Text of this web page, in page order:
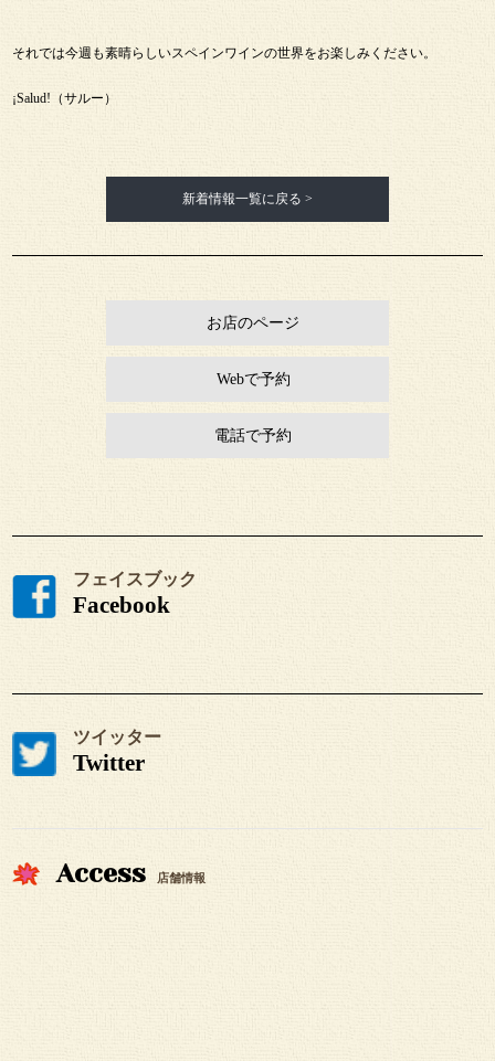
それでは今週も素晴らしいスペインワインの世界をお楽しみください。
¡Salud!（サルー）
新着情報一覧に戻る >
お店のページ
Webで予約
電話で予約
フェイスブック
Facebook
ツイッター
Twitter
Access 店舗情報